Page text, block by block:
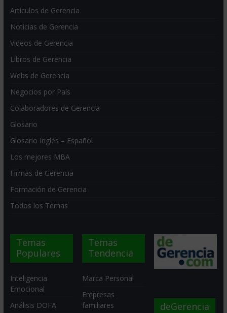
Artículos de Gerencia
Noticias de Gerencia
Videos de Gerencia
Libros de Gerencia
Webs de Gerencia
Negocios por País
Colaboradores de Gerencia
Glosario
Glosario Inglés – Español
Los mejores MBA
Firmas de Gerencia
Formación de Gerencia
Todos los Temas
Temas
Populares
Inteligencia
Emocional
Análisis DOFA
Temas
Tendencia
Marca Personal
Empresas
familiares
deGerencia